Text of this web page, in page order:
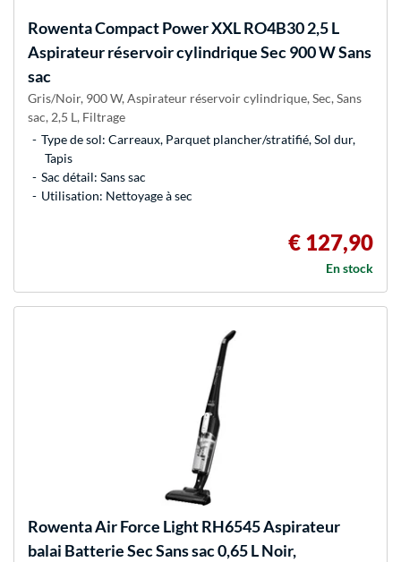
RowentaCompact Power XXL RO4B30 2,5 L
Aspirateur réservoir cylindrique Sec 900 W Sans
sac
Gris/Noir, 900 W, Aspirateur réservoir cylindrique, Sec, Sans
sac, 2,5 L, Filtrage
Type de sol: Carreaux, Parquet plancher/stratifié, Sol dur,
Tapis
Sac détail: Sans sac
Utilisation: Nettoyage à sec
€ 127,90
En stock
RowentaAir Force Light RH6545 Aspirateur
balai Batterie Sec Sans sac 0,65 L Noir,